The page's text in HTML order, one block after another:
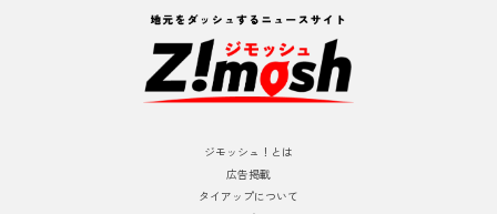
ジモッシュ！とは
広告掲載
タイアップについて